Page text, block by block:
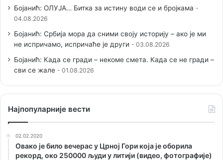
Бојанић: ОЛУЈА… Битка за истину води се и бројкама
04.08.2026
Бојанић: Србија мора да сними своју историју – ако је ми
не испричамо, испричаће је други
03.08.2026
Бојанић: Када се гради – некоме смета. Када се не гради –
сви се жале
01.08.2026
Наjпопуларније вести
02.02.2020
Овако је било вечерас у Црној Гори која је оборила
рекорд, око 250000 људи у литији (видео, фотографије)